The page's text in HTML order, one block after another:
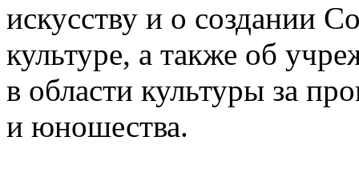
искусству и о создании
культуре, а также об
в области культуры за
и юношества.